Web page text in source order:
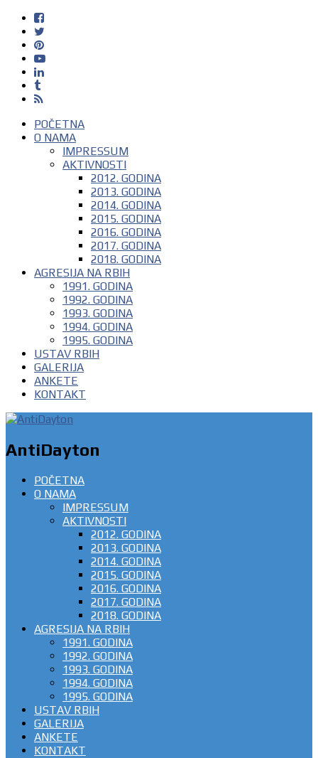
POČETNA
O NAMA
IMPRESSUM
AKTIVNOSTI
2012. GODINA
2013. GODINA
2014. GODINA
2015. GODINA
2016. GODINA
2017. GODINA
2018. GODINA
AGRESIJA NA RBIH
1991. GODINA
1992. GODINA
1993. GODINA
1994. GODINA
1995. GODINA
USTAV RBIH
GALERIJA
ANKETE
KONTAKT
AntiDayton
POČETNA
O NAMA
IMPRESSUM
AKTIVNOSTI
2012. GODINA
2013. GODINA
2014. GODINA
2015. GODINA
2016. GODINA
2017. GODINA
2018. GODINA
AGRESIJA NA RBIH
1991. GODINA
1992. GODINA
1993. GODINA
1994. GODINA
1995. GODINA
USTAV RBIH
GALERIJA
ANKETE
KONTAKT